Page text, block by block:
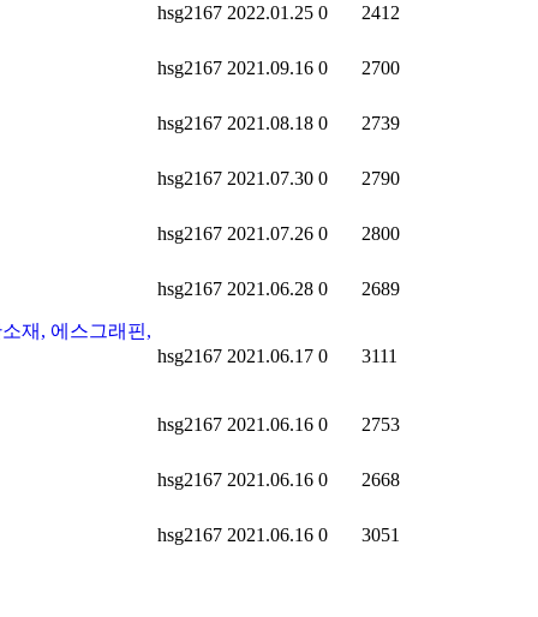
hsg2167 2022.01.25 0 2412
hsg2167 2021.09.16 0 2700
hsg2167 2021.08.18 0 2739
hsg2167 2021.07.30 0 2790
hsg2167 2021.07.26 0 2800
hsg2167 2021.06.28 0 2689
재, 에스그래핀,
hsg2167 2021.06.17 0 3111
hsg2167 2021.06.16 0 2753
hsg2167 2021.06.16 0 2668
hsg2167 2021.06.16 0 3051